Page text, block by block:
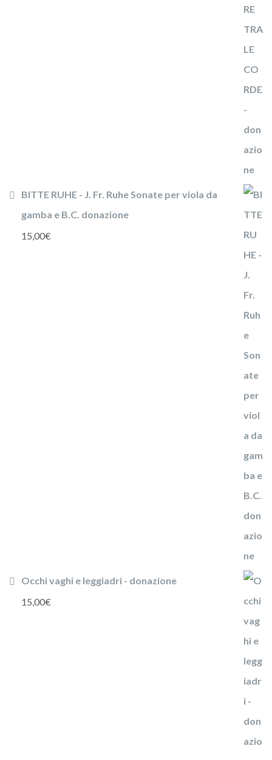
BITTE RUHE - J. Fr. Ruhe Sonate per viola da
gamba e B.C. donazione
15,00€
Occhi vaghi e leggiadri - donazione
15,00€